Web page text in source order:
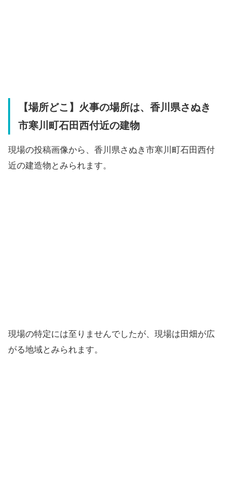
【場所どこ】火事の場所は、香川県さぬき
市寒川町石田西付近の建物
現場の投稿画像から、香川県さぬき市寒川町石田西付
近の建造物とみられます。
現場の特定には至りませんでしたが、現場は田畑が広
がる地域とみられます。